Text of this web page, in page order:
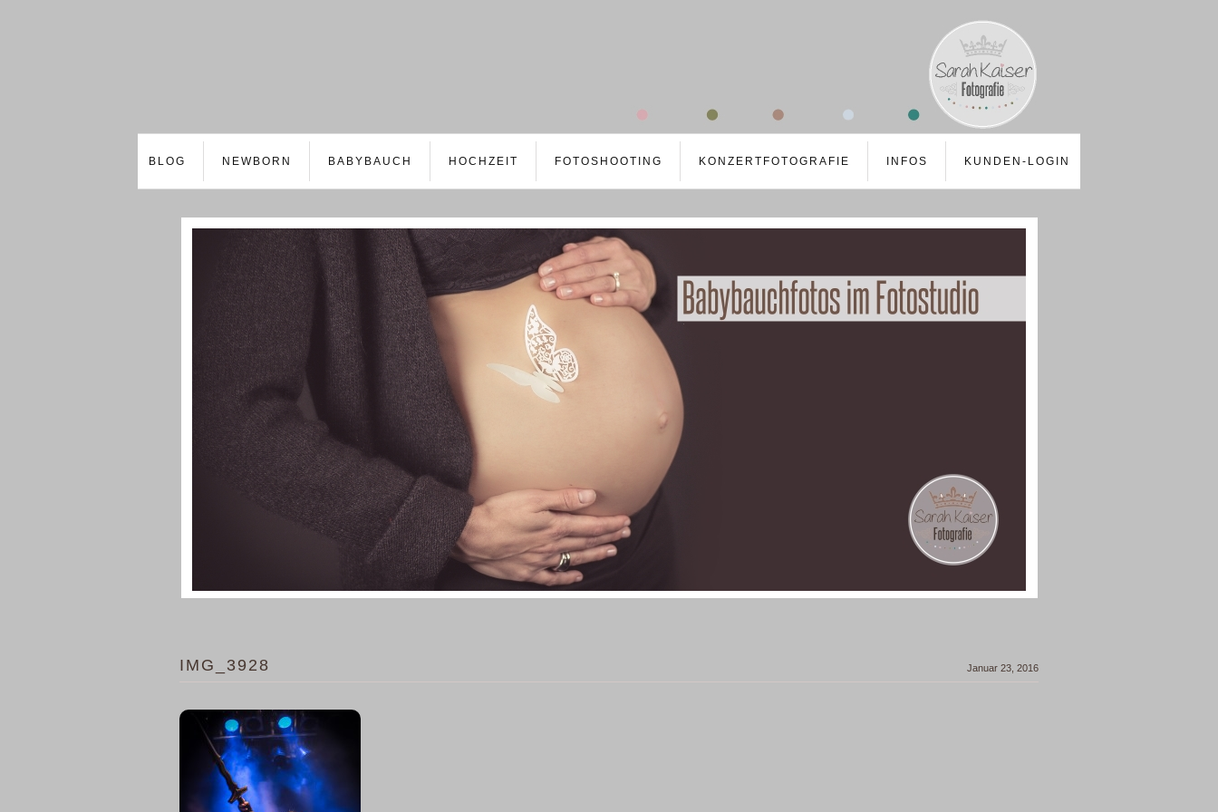
BLOG NEWBORN BABYBAUCH HOCHZEIT FOTOSHOOTING KONZERTFOTOGRAFIE INFOS KUNDEN-LOGIN
Januar 23, 2016
IMG_3928